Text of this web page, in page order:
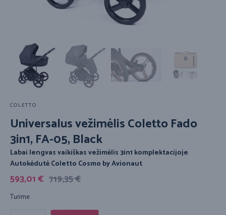
COLETTO
Universalus vežimėlis Coletto Fado
3in1, FA-05, Black
Labai lengvas vaikiškas vežimėlis 3in1 komplektacijoje
Autokėdutė Coletto Cosmo by Avionaut
719,35€
593,01€
Turime